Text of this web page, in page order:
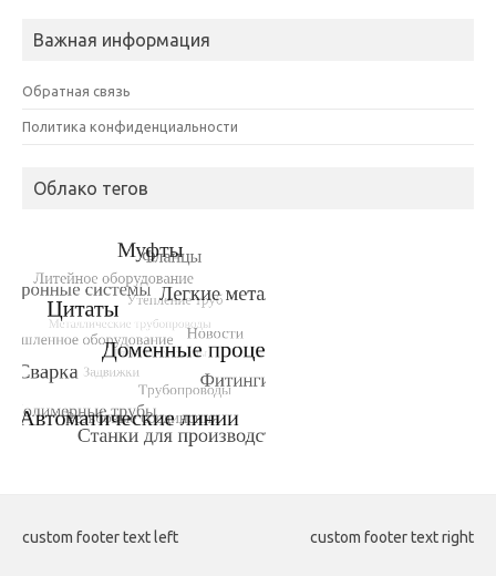
Важная информация
Обратная связь
Политика конфиденциальности
Облако тегов
custom footer text left custom footer text right